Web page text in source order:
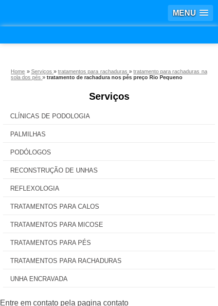
MENU
Home » Serviços »tratamentos para rachaduras »tratamento para rachaduras na
sola dos pés»tratamento de rachadura nos pés preço Rio Pequeno
Serviços
CLÍNICAS DE PODOLOGIA
PALMILHAS
PODÓLOGOS
RECONSTRUÇÃO DE UNHAS
REFLEXOLOGIA
TRATAMENTOS PARA CALOS
TRATAMENTOS PARA MICOSE
TRATAMENTOS PARA PÉS
TRATAMENTOS PARA RACHADURAS
UNHA ENCRAVADA